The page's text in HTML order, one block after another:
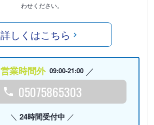
わせください。
詳しくはこちら
営業時間外 09:00-21:00
05075865303
24時間受付中